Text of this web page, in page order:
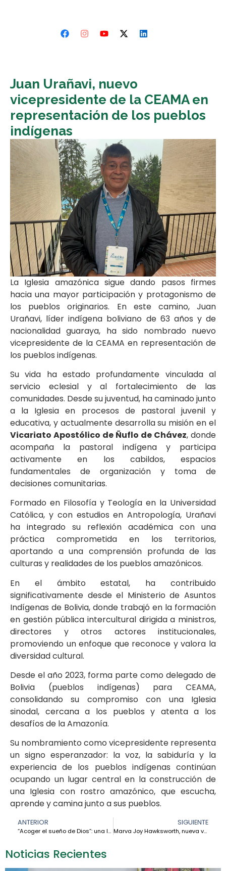
Noticias Recientes
Juan Urañavi, nuevo
vicepresidente de la CEAMA en
representación de los pueblos
indígenas
La Iglesia amazónica sigue dando pasos firmes
hacia una mayor participación y protagonismo de
los pueblos originarios. En este camino, Juan
Urañavi, líder indígena boliviano de 63 años y de
nacionalidad guaraya, ha sido nombrado nuevo
vicepresidente de la CEAMA en representación de
los pueblos indígenas.
Su vida ha estado profundamente vinculada al
servicio eclesial y al fortalecimiento de las
comunidades. Desde su juventud, ha caminado junto
a la Iglesia en procesos de pastoral juvenil y
educativa, y actualmente desarrolla su misión en el
Vicariato Apostólico de Ñuflo de Chávez, donde
acompaña la pastoral indígena y participa
activamente en los cabildos, espacios
fundamentales de organización y toma de
decisiones comunitarias.
Formado en Filosofía y Teología en la Universidad
Católica, y con estudios en Antropología, Urañavi
ha integrado su reflexión académica con una
práctica comprometida en los territorios,
aportando a una comprensión profunda de las
culturas y realidades de los pueblos amazónicos.
En el ámbito estatal, ha contribuido
significativamente desde el Ministerio de Asuntos
Indígenas de Bolivia, donde trabajó en la formación
en gestión pública intercultural dirigida a ministros,
directores y otros actores institucionales,
promoviendo un enfoque que reconoce y valora la
diversidad cultural.
Desde el año 2023, forma parte como delegado de
Bolivia (pueblos indígenas) para CEAMA,
consolidando su compromiso con una Iglesia
sinodal, cercana a los pueblos y atenta a los
desafíos de la Amazonía.
Su nombramiento como vicepresidente representa
un signo esperanzador: la voz, la sabiduría y la
experiencia de los pueblos indígenas continúan
ocupando un lugar central en la construcción de
una Iglesia con rostro amazónico, que escucha,
aprende y camina junto a sus pueblos.
ANTERIOR
“Acoger el sueño de Dios”: una Iglesia llamada a ser morada de la vida en la Amazonía – Cardenal Leonardo Steiner
SIGUIENTE
Marva Joy Hawksworth, nueva vicepresidenta de la CEAMA en representación de los laicos